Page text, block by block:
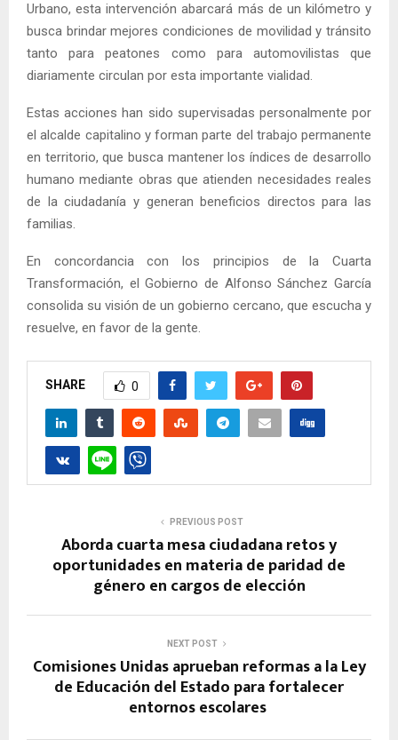
Urbano, esta intervención abarcará más de un kilómetro y
busca brindar mejores condiciones de movilidad y tránsito
tanto para peatones como para automovilistas que
diariamente circulan por esta importante vialidad.
Estas acciones han sido supervisadas personalmente por
el alcalde capitalino y forman parte del trabajo permanente
en territorio, que busca mantener los índices de desarrollo
humano mediante obras que atienden necesidades reales
de la ciudadanía y generan beneficios directos para las
familias.
En concordancia con los principios de la Cuarta
Transformación, el Gobierno de Alfonso Sánchez García
consolida su visión de un gobierno cercano, que escucha y
resuelve, en favor de la gente.
SHARE 0
PREVIOUS POST
Aborda cuarta mesa ciudadana retos y
oportunidades en materia de paridad de
género en cargos de elección
NEXT POST
Comisiones Unidas aprueban reformas a la Ley
de Educación del Estado para fortalecer
entornos escolares